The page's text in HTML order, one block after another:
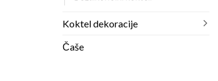
Koktel dekoracije
Čaše